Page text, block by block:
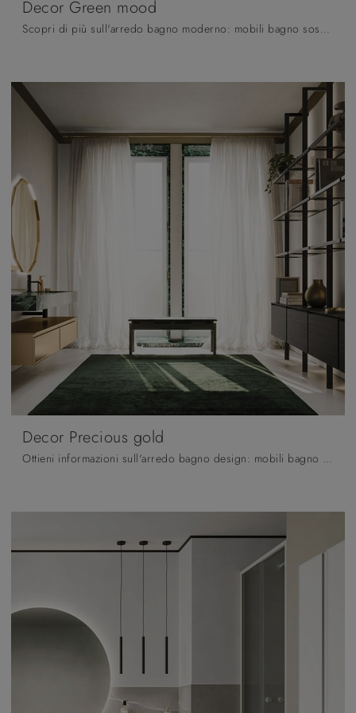
Decor Green mood
Scopri di più sull'arredo bagno moderno: mobili bagno sospesi in laccato opaco come il modello Decor Green mood di Arbi ti attendono.
Decor Precious gold
Ottieni informazioni sull'arredo bagno design: mobili bagno sospesi in laccato opaco come il modello Decor Precious gold di Arbi ti attendono.